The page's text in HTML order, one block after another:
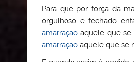
Para que por força da
orgulhoso e fechado
amarração aquele que se
amarração aquele que se